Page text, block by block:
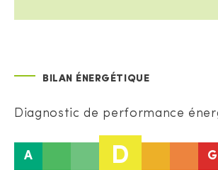
BILAN ÉNERGÉTIQUE
Diagnostic de performance
A D G